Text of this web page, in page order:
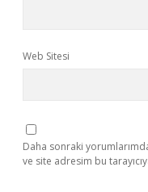
Web Sitesi
Daha sonraki
ve site adresim bu